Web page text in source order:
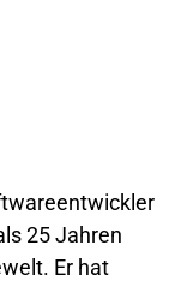
25 Jahren
Er hat